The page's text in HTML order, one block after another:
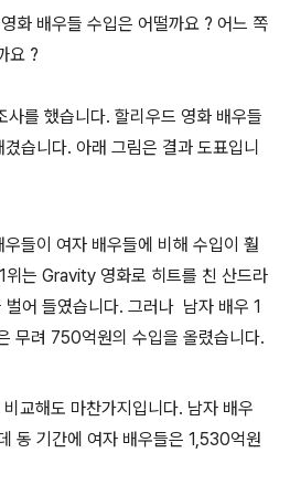
화 배우들 수입은 어떨까요 ? 어느 쪽
요 ?
를 했습니다. 할리우드 영화 배우들
습니다. 아래 그림은 결과 도표입니
들이 여자 배우들에 비해 수입이 훨
위는 Gravity 영화로 히트를 친 산드라
어 들였습니다. 그러나 남자 배우 1
려 750억원의 수입을 올렸습니다.
교해도 마찬가지입니다. 남자 배우
동 기간에 여자 배우들은 1,530억원